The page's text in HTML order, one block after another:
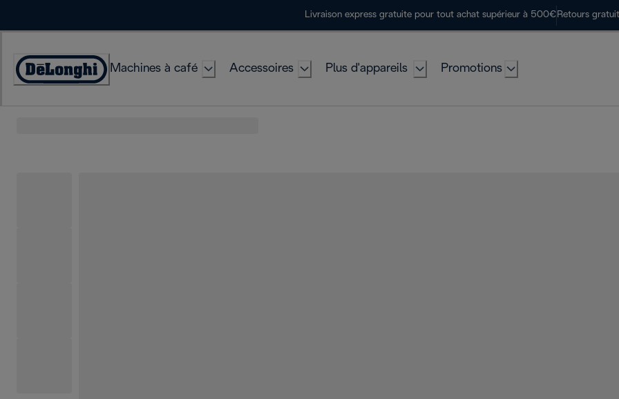
Livraison express gratuite pour tout achat supérieur à 500€ Retours
Déclaration
Machines à café Accessoires Plus d'appareils Promotions